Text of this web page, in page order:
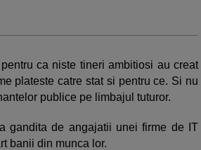
ca niste tineri ambitiosi au creat
plateste catre stat si pentru ce. Si nu
publice pe limbajul tuturor.
gandita de angajatii unei firme de IT
banii din munca lor.